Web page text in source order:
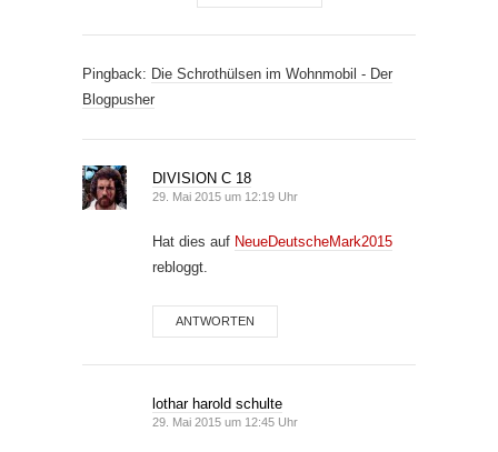
Pingback: Die Schrothülsen im Wohnmobil - Der
Blogpusher
DIVISION C 18
29. Mai 2015 um 12:19 Uhr
Hat dies auf NeueDeutscheMark2015
rebloggt.
ANTWORTEN
lothar harold schulte
29. Mai 2015 um 12:45 Uhr